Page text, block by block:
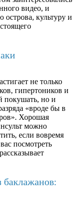
видео, и
острова, культуру и
не только
гипертоников и
покушать, но и
«вроде бы в
Хорошая
можно
если вовремя
посмотреть
баклажанов: